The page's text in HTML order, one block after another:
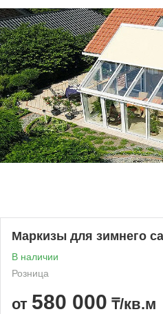
Маркизы для зимнего
В наличии
Розница
от 580 000 ₸/кв.м